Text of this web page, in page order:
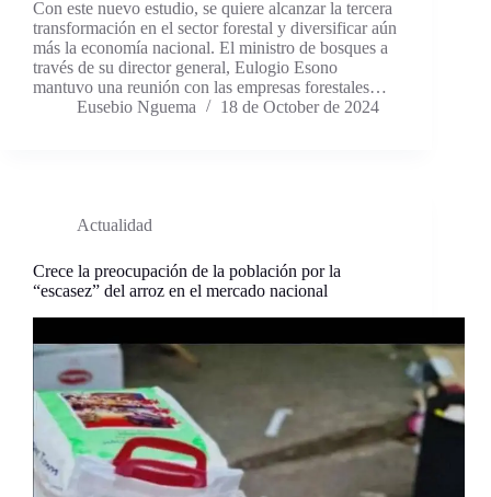
Con este nuevo estudio, se quiere alcanzar la tercera
transformación en el sector forestal y diversificar aún
más la economía nacional. El ministro de bosques a
través de su director general, Eulogio Esono
mantuvo una reunión con las empresas forestales…
Eusebio Nguema
18 de October de 2024
Actualidad
Crece la preocupación de la población por la
“escasez” del arroz en el mercado nacional